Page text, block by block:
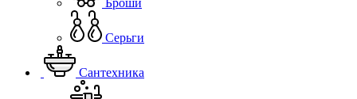
Серьги
Сантехника